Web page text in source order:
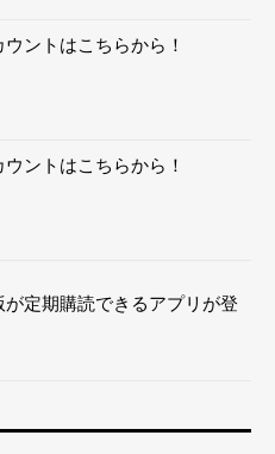
ントはこちらから！
ントはこちらから！
が定期購読できるアプリが登